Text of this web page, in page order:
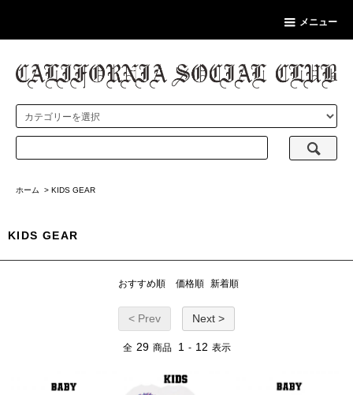
メニュー
ホーム > KIDS GEAR
KIDS GEAR
おすすめ順 価格順 新着順
< Prev Next >
全 29 商品 1 - 12 表示